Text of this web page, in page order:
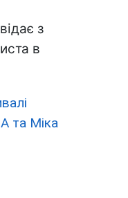
з
в
та Міка